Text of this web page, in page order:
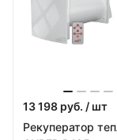
13 198 руб. / шт
Рекуператор